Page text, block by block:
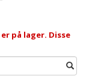
på lager. Disse